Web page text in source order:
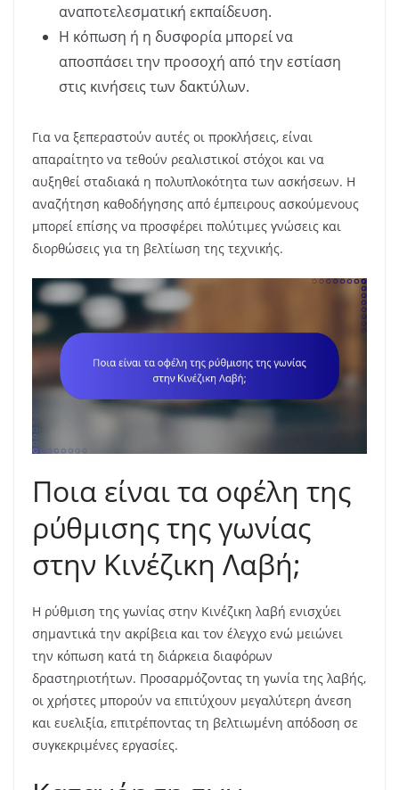
αναποτελεσματική εκπαίδευση.
Η κόπωση ή η δυσφορία μπορεί να
αποσπάσει την προσοχή από την εστίαση
στις κινήσεις των δακτύλων.
Για να ξεπεραστούν αυτές οι προκλήσεις, είναι
απαραίτητο να τεθούν ρεαλιστικοί στόχοι και να
αυξηθεί σταδιακά η πολυπλοκότητα των ασκήσεων. Η
αναζήτηση καθοδήγησης από έμπειρους ασκούμενους
μπορεί επίσης να προσφέρει πολύτιμες γνώσεις και
διορθώσεις για τη βελτίωση της τεχνικής.
Ποια είναι τα οφέλη της
ρύθμισης της γωνίας
στην Κινέζικη Λαβή;
Η ρύθμιση της γωνίας στην Κινέζικη λαβή ενισχύει
σημαντικά την ακρίβεια και τον έλεγχο ενώ μειώνει
την κόπωση κατά τη διάρκεια διαφόρων
δραστηριοτήτων. Προσαρμόζοντας τη γωνία της λαβής,
οι χρήστες μπορούν να επιτύχουν μεγαλύτερη άνεση
και ευελιξία, επιτρέποντας τη βελτιωμένη απόδοση σε
συγκεκριμένες εργασίες.